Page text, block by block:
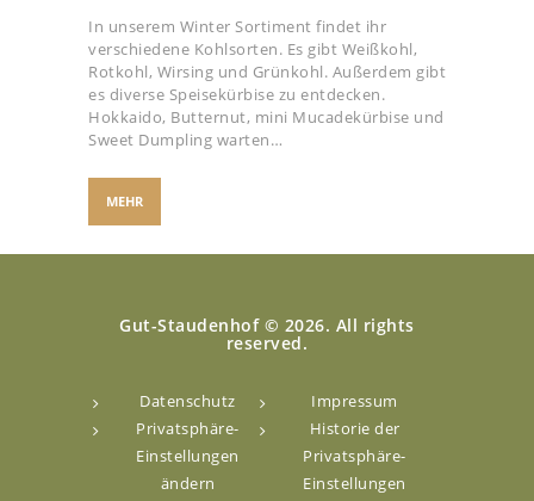
In unserem Winter Sortiment findet ihr
verschiedene Kohlsorten. Es gibt Weißkohl,
Rotkohl, Wirsing und Grünkohl. Außerdem gibt
es diverse Speisekürbise zu entdecken.
Hokkaido, Butternut, mini Mucadekürbise und
Sweet Dumpling warten…
MEHR
Gut-Staudenhof © 2026. All rights
reserved.
Datenschutz
Impressum
Privatsphäre-
Einstellungen
ändern
Historie der
Privatsphäre-
Einstellungen